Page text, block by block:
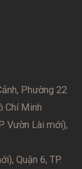
Phường 22
Chí Minh
Vườn Lài mới),
Quận 6, TP.